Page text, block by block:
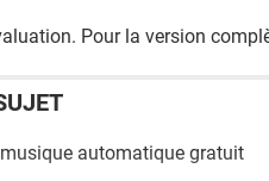
Pour la version
automatique gratuit